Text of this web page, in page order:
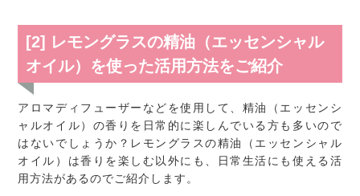
[2] レモングラスの精油（エッセンシャル
オイル）を使った活用方法をご紹介
アロマディフューザーなどを使用して、精油（エッセンシ
ャルオイル）の香りを日常的に楽しんでいる方も多いので
はないでしょうか？レモングラスの精油（エッセンシャル
オイル）は香りを楽しむ以外にも、日常生活にも使える活
用方法があるのでご紹介します。